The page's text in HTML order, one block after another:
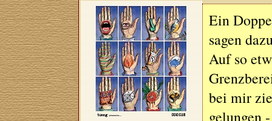
Ein
sagen
Auf so
bei mir
gelungen